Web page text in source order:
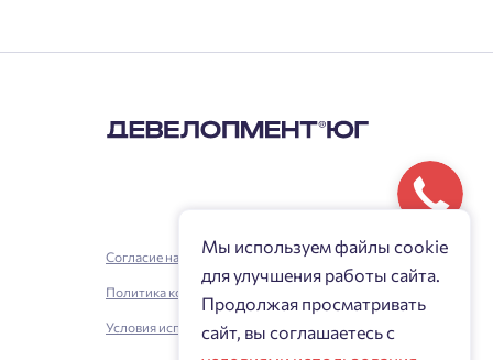
Согласие на обработку персональных данных
Политика конфиденциальности
Условия использования
Мы используем файлы cookie
для улучшения работы сайта.
Продолжая просматривать
сайт, вы соглашаетесь с